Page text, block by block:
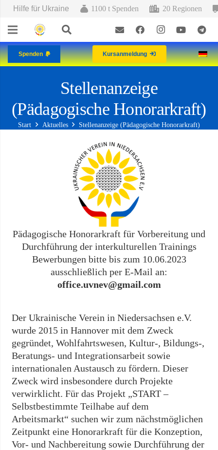
Hilfe für Ukraine 1100 t Spenden 20 Regionen
Spenden Kursanmeldung
Stellenanzeige
(Pädagogische Honorarkraft)
Start Aktuelles Stellenanzeige (Pädagogische Honorarkraft)
Pädagogische Honorarkraft für Vorbereitung und
Durchführung der interkulturellen Trainings
Bewerbungen bitte bis zum 10.06.2023
ausschließlich per E-Mail an:
office.uvnev@gmail.com
Der Ukrainische Verein in Niedersachsen e.V.
wurde 2015 in Hannover mit dem Zweck
gegründet, Wohlfahrtswesen, Kultur-, Bildungs-,
Beratungs- und Integrationsarbeit sowie
internationalen Austausch zu fördern. Dieser
Zweck wird insbesondere durch Projekte
verwirklicht. Für das Projekt „START –
Selbstbestimmte Teilhabe auf dem
Arbeitsmarkt“ suchen wir zum nächstmöglichen
Zeitpunkt eine Honorarkraft für die Konzeption,
Vor- und Nachbereitung sowie Durchführung der